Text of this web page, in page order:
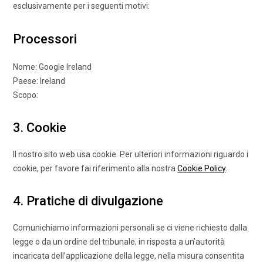
esclusivamente per i seguenti motivi:
Processori
Nome: Google Ireland
Paese: Ireland
Scopo:
3. Cookie
Il nostro sito web usa cookie. Per ulteriori informazioni riguardo i
cookie, per favore fai riferimento alla nostraCookie Policy.
4. Pratiche di divulgazione
Comunichiamo informazioni personali se ci viene richiesto dalla
legge o da un ordine del tribunale, in risposta a un’autorità
incaricata dell’applicazione della legge, nella misura consentita